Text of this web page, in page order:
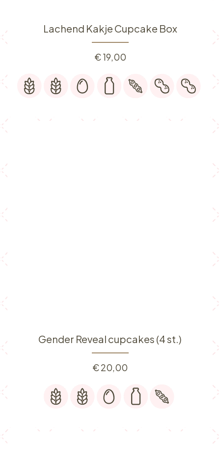
Lachend Kakje Cupcake Box
€19,00
Gender Reveal cupcakes (4 st.)
€20,00